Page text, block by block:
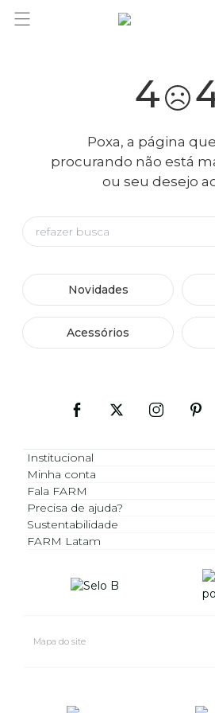
4
Poxa, a página
procurando não está
ou seu desejo
Novidades
Acessórios
Institucional
Minha conta
Fala FARM
Precisa de ajuda?
Sustentabilidade
FARM Latam
Mapa do site